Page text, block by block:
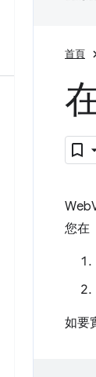
首頁
您在
如要